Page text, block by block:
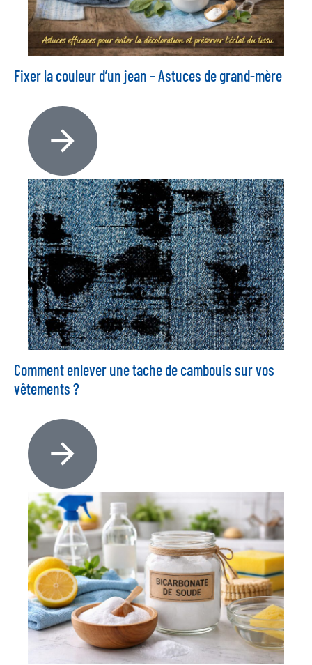
Fixer la couleur d’un jean – Astuces de grand-mère
Comment enlever une tache de cambouis sur vos
vêtements ?